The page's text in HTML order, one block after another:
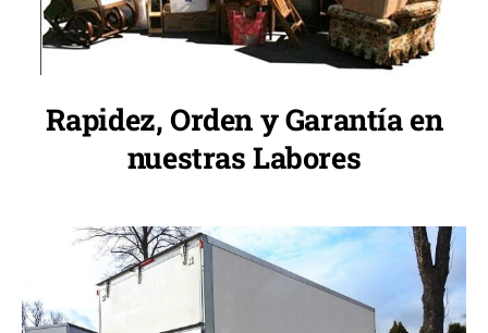
Rapidez, Orden y Garantía en
nuestras Labores